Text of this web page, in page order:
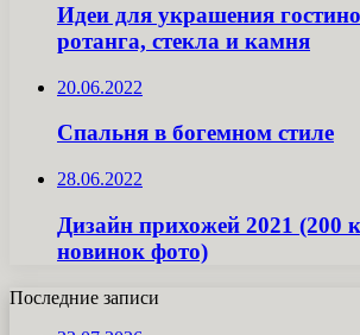
Идеи для украшения
ротанга, стекла и камня
20.06.2022
Спальня в богемном стиле
28.06.2022
Дизайн прихожей 2021 (200
новинок фото)
Последние записи